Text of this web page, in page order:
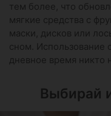
тем более, что
мягкие средства с
маски, дисков или
сном. Использование
дневное время никто
Выбирай